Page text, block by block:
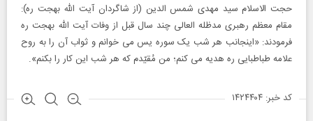
حجت الاسلام سید مهدی شمس الدین (از شاگردان آیت الله بهجت ره):
مقام معظم رهبری مدظله العالی چند سال قبل از وفات آیت الله بهجت ره
فرمودند: «اینجانب هر شب یک سوره یس می خوانم و ثواب آن را به روح
علامه طباطبایی ره هدیه می کنم؛ من مُقیّدم که هر شب این کار را بکنم».
کد خبر: ۱۴۲۴۴۰۴